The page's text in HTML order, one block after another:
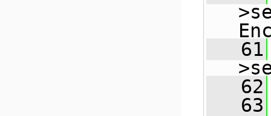
   61
   62
   63